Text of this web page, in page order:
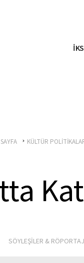
KÜLTÜR
SÖYLEŞİLER &